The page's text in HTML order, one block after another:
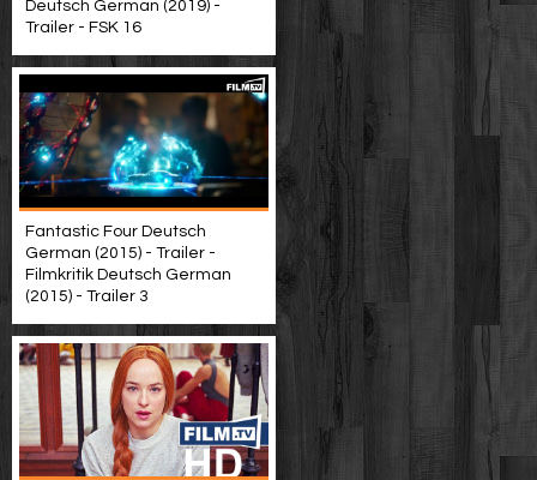
Deutsch German (2019) -
Trailer - FSK 16
Fantastic Four Deutsch
German (2015) - Trailer -
Filmkritik Deutsch German
(2015) - Trailer 3